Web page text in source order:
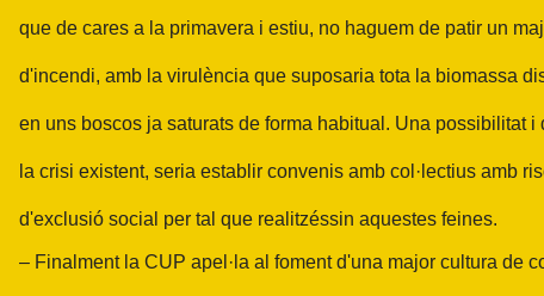
que de cares a la primavera i estiu, no haguem de patir un
d'incendi, amb la virulència que suposaria tota la biomassa
en uns boscos ja saturats de forma habitual. Una possibilitat i
la crisi existent, seria establir convenis amb col·lectius amb
d'exclusió social per tal que realitzéssin aquestes feines.
– Finalment la CUP apel·la al foment d'una major cultura de